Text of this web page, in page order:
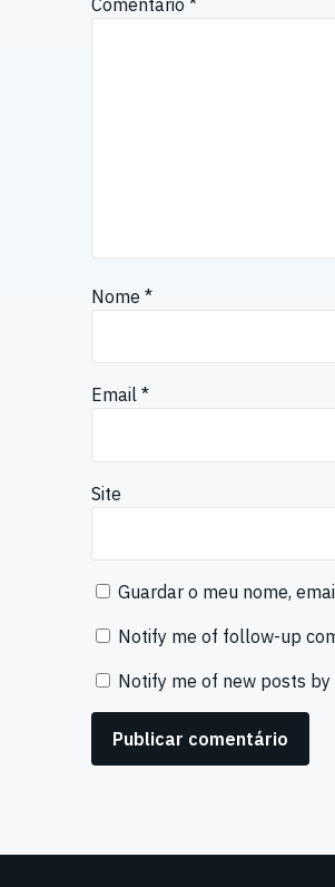
Nome *
Email *
Site
Guardar o meu nome,
Notify me of follow-up
Notify me of new posts by